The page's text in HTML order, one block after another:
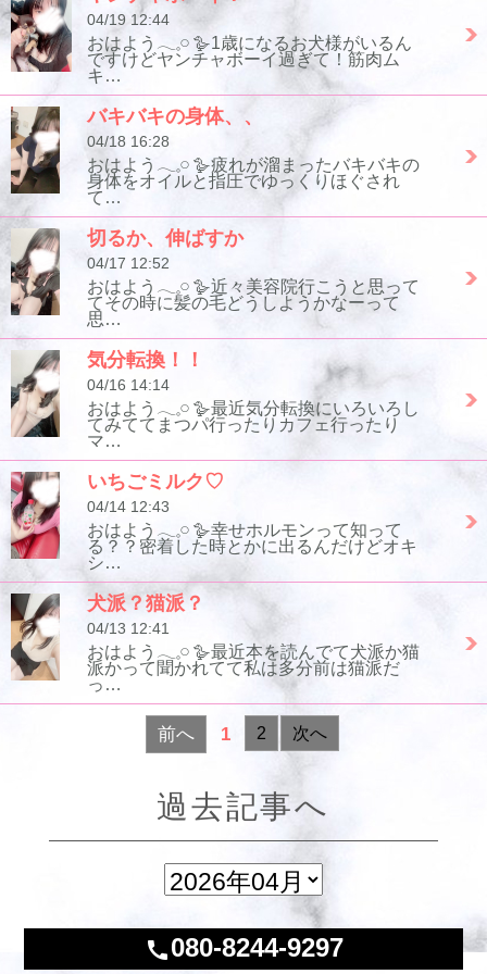
04/19 12:44
おはよう𓂃𓈒𓏸︎︎︎︎ 🪿1歳になるお犬様がいるん
ですけどヤンチャボーイ過ぎて！筋肉ム
キ…
バキバキの身体、、
04/18 16:28
おはよう𓂃𓈒𓏸︎︎︎︎ 🪿疲れが溜まったバキバキの
身体をオイルと指圧でゆっくりほぐされ
て…
切るか、伸ばすか
04/17 12:52
おはよう𓂃𓈒𓏸︎︎︎︎ 🪿近々美容院行こうと思って
てその時に髪の毛どうしようかなーって
思…
気分転換！！
04/16 14:14
おはよう𓂃𓈒𓏸︎︎︎︎ 🪿最近気分転換にいろいろし
てみててまつパ行ったりカフェ行ったり
マ…
いちごミルク♡
04/14 12:43
おはよう𓂃𓈒𓏸︎︎︎︎ 🪿幸せホルモンって知って
る？？密着した時とかに出るんだけどオキ
シ…
犬派？猫派？
04/13 12:41
おはよう𓂃𓈒𓏸︎︎︎︎ 🪿最近本を読んでて犬派か猫
派かって聞かれてて私は多分前は猫派だ
っ…
前へ 1 2 次へ
過去記事へ
call080-8244-9297